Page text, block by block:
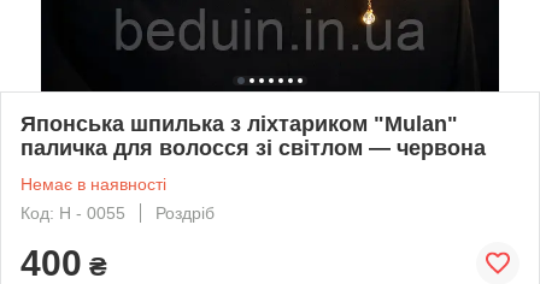
Японська шпилька з ліхтариком "Mulan"
паличка для волосся зі світлом — червона
Немає в наявності
Код: H - 0055
Роздріб
400 ₴